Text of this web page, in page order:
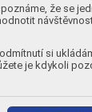
že se
si
je kdykoli
200 HV